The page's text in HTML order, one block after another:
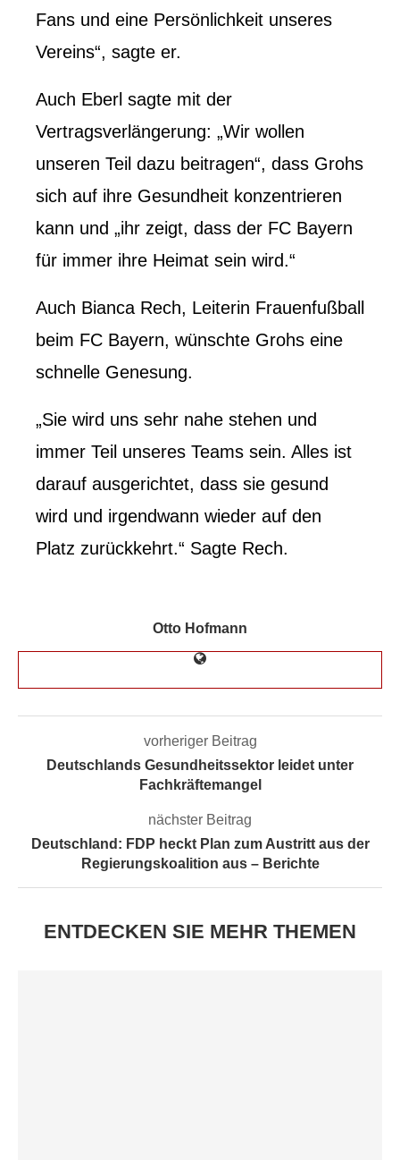
Fans und eine Persönlichkeit unseres
Vereins“, sagte er.
Auch Eberl sagte mit der
Vertragsverlängerung: „Wir wollen
unseren Teil dazu beitragen“, dass Grohs
sich auf ihre Gesundheit konzentrieren
kann und „ihr zeigt, dass der FC Bayern
für immer ihre Heimat sein wird.“
Auch Bianca Rech, Leiterin Frauenfußball
beim FC Bayern, wünschte Grohs eine
schnelle Genesung.
„Sie wird uns sehr nahe stehen und
immer Teil unseres Teams sein. Alles ist
darauf ausgerichtet, dass sie gesund
wird und irgendwann wieder auf den
Platz zurückkehrt.“ Sagte Rech.
Otto Hofmann
vorheriger Beitrag
Deutschlands Gesundheitssektor leidet unter
Fachkräftemangel
nächster Beitrag
Deutschland: FDP heckt Plan zum Austritt aus der
Regierungskoalition aus – Berichte
ENTDECKEN SIE MEHR THEMEN